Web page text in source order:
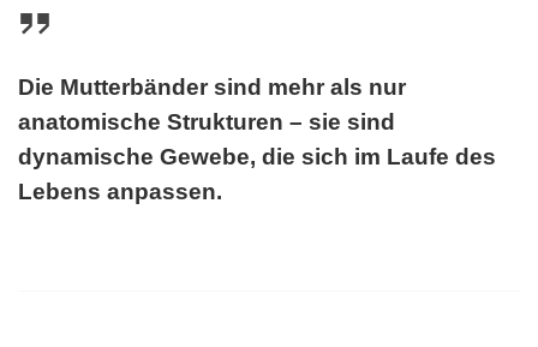
Die Mutterbänder sind mehr als nur
anatomische Strukturen – sie sind
dynamische Gewebe, die sich im Laufe des
Lebens anpassen.